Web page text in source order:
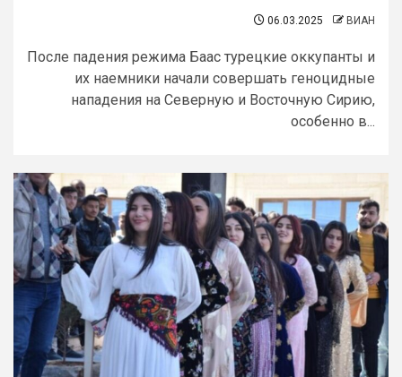
06.03.2025 ВИАН
После падения режима Баас турецкие оккупанты и
их наемники начали совершать геноцидные
нападения на Северную и Восточную Сирию,
особенно в...